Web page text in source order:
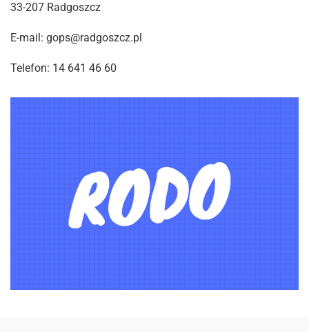
33-207 Radgoszcz
E-mail: gops@radgoszcz.pl
Telefon: 14 641 46 60